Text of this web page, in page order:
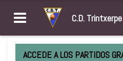
C.D.
ACCEDE A LOS PARTIDOS